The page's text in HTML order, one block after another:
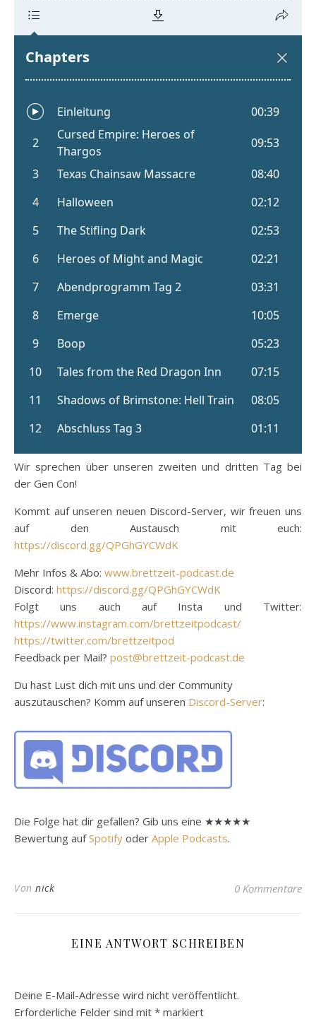
Wir sprechen über unseren zweiten und dritten Tag bei
der Gen Con!
Kommt auf unseren neuen Discord-Server, wir freuen uns
auf den Austausch mit euch:
https://discord.gg/QPGhGYCWdK
Mehr Infos & Abo: www.brettzeit-podcast.de
Discord: https://discord.gg/QPGhGYCWdK
Folgt uns auch auf Insta und Twitter:
https://www.instagram.com/brettzeitpodcast/
https://twitter.com/brettzeitpod
Feedback per Mail? post@brettzeit-podcast.de
Du hast Lust dich mit uns und der Community
auszutauschen? Komm auf unseren Discord-Server:
Die Folge hat dir gefallen? Gib uns eine ★★★★★
Bewertung aufSpotify oder Apple Podcasts.
Von nick 0 Kommentare
EINE ANTWORT SCHREIBEN
Deine E-Mail-Adresse wird nicht veröffentlicht.
Erforderliche Felder sind mit * markiert